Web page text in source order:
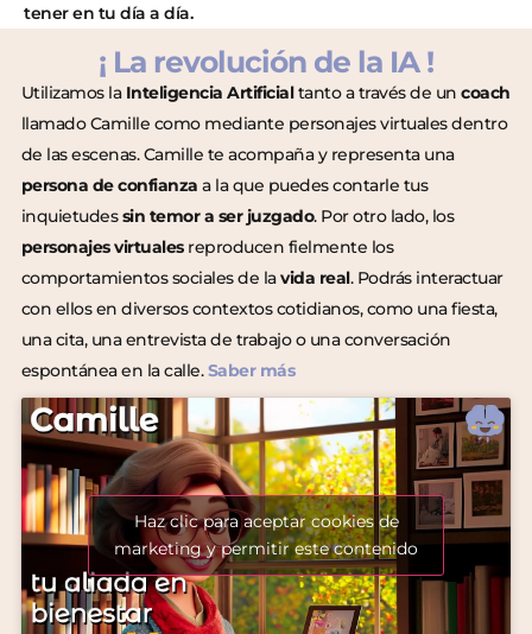
tener en tu día a día.
Haz clic para aceptar cookies de
marketing y permitir este contenido
¡ La revolución de la IA !
Utilizamos la Inteligencia Artificialtanto a través de uncoach
llamado Camille como mediante personajes virtuales dentro
de las escenas. Camille te acompaña y representa una
persona de confianza a la que puedes contarle tus
inquietudessin temor a ser juzgado. Por otro lado, los
personajes virtualesreproducen fielmente los
comportamientos sociales de lavida real. Podrás interactuar
con ellos en diversos contextos cotidianos, como una fiesta,
una cita, una entrevista de trabajo o una conversación
espontánea en la calle.Saber más